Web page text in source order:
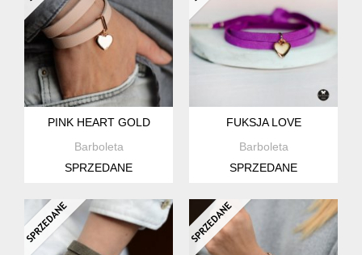
PINK HEART GOLD
Barboleta
SPRZEDANE
FUKSJA LOVE
Barboleta
SPRZEDANE